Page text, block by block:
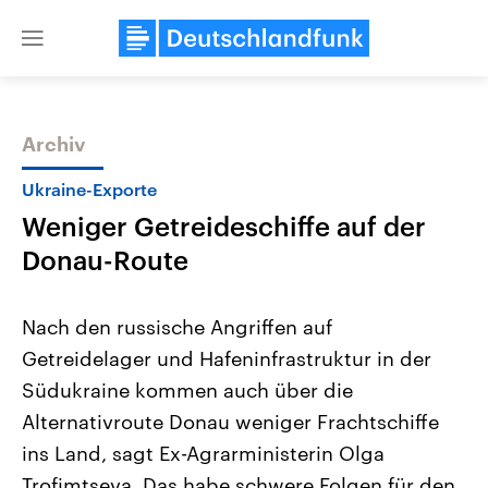
Close
Themen
Landtagswahl Sachsen-Anhalt
2026
Alle Informationen
Sachsen-Anhalt wählt am 6.
September 2026 einen neuen
Landtag. Seit 2021 wird das
Bundesland von einer Koalition aus
Aktuelle Beiträge,
Hintergründe
Wirtschaftlich und
gehören die Vereinigten
den mächtigsten Ländern
mit großem Einfluss auf
Archiv
Ukraine-Exporte
Weniger Getreideschiffe auf der
Donau-Route
Nach den russische Angriffen auf
Getreidelager und Hafeninfrastruktur in der
Südukraine kommen auch über die
Alternativroute Donau weniger Frachtschiffe
ins Land, sagt Ex-Agrarministerin Olga